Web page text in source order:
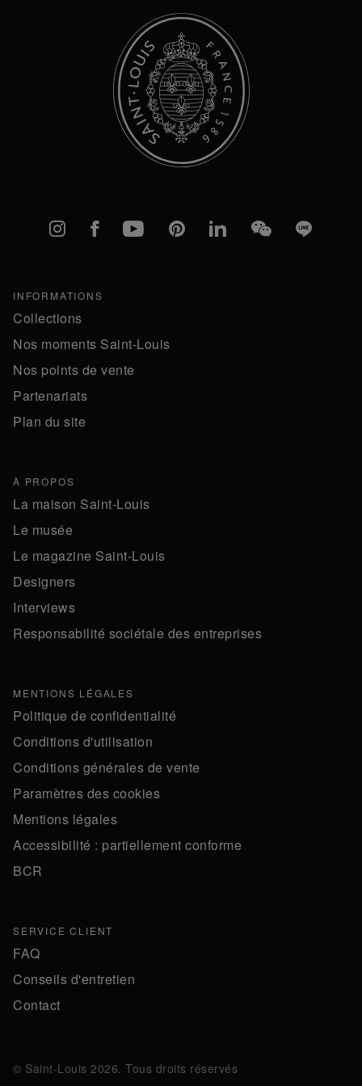
Instagram
FacebookYouTubePinterestlinkedInWeChatLine
INFORMATIONS
Collections
Nos moments Saint-Louis
Nos points de vente
Partenariats
Plan du site
À PROPOS
La maison Saint-Louis
Le musée
Le magazine Saint-Louis
Designers
Interviews
Responsabilité sociétale des entreprises
MENTIONS LÉGALES
Politique de confidentialité
Conditions d'utilisation
Conditions générales de vente
Paramètres des cookies
Mentions légales
Accessibilité : partiellement conforme
BCR
SERVICE CLIENT
FAQ
Conseils d'entretien
Contact
© Saint-Louis 2026. Tous droits réservés